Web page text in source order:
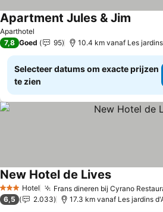
Aparthotel
Apartment Jules & Jim
7,8 Goed 95 10.4 km vanaf Les
Selecteer datums om exacte prijzen
te zien
3 SterrenHotel Frans dineren bij Cyrano
New Hotel de LivesPrijzen
6,5 2.033 17.3 km vanaf Les jardins